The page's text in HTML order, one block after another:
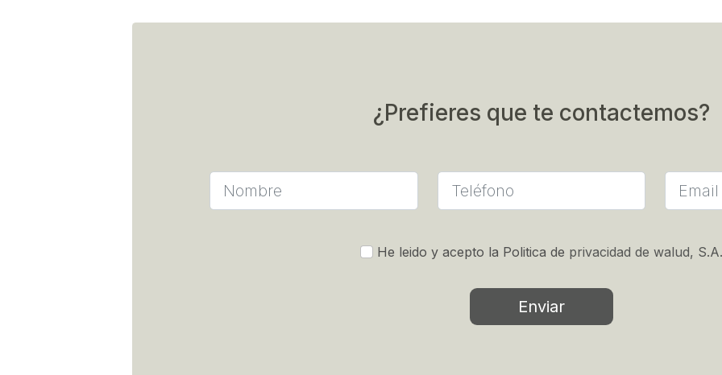
¿Prefieres que te contactemos?
He leido y acepto la Politica de privacidad de walud, S.A.
Enviar